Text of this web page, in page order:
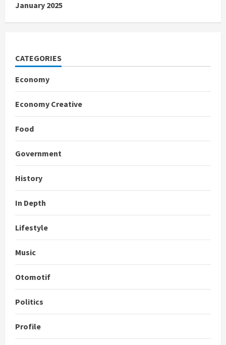
January 2025
CATEGORIES
Economy
Economy Creative
Food
Government
History
In Depth
Lifestyle
Music
Otomotif
Politics
Profile